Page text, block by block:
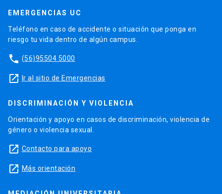
EMERGENCIAS UC
Teléfono en caso de accidente o situación que ponga en
riesgo tu vida dentro de algún campus.
phone (56)95504 5000
launch Ir al sitio de Emergencias
DISCRIMINACIÓN Y VIOLENCIA
Orientación y apoyo en casos de discriminación, violencia de
género o violencia sexual.
launch Contacto para apoyo
launch Más orientación